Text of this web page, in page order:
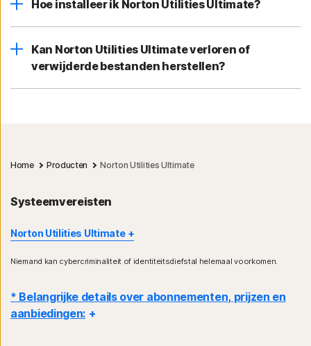
Hoe installeer ik Norton Utilities Ultimate?
Kan Norton Utilities Ultimate verloren of
verwijderde bestanden herstellen?
Home Producten Norton Utilities Ultimate
Systeemvereisten
Norton Utilities Ultimate
Windows (Norton Utilities Ultimate)
Microsoft Windows 11/10/8.1/8/7 met Service Pack 1 (SP
1) of later (zowel de 32- als de 64-bits versie)
Niemand kan cybercriminaliteit of identiteitsdiefstal helemaal voorkomen.
* Belangrijke details over abonnementen, prijzen en
aanbiedingen: